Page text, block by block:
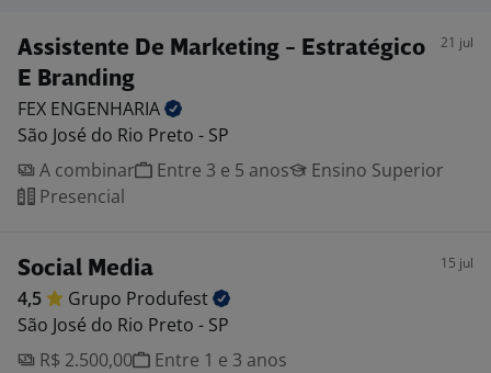
Assistente De Marketing - Estratégico
E Branding
21 jul
FEX ENGENHARIA
São José do Rio Preto - SP
A combinar
Entre 3 e 5 anos
Ensino Superior
Presencial
Social Media 15 jul
4,5 Grupo Produfest
São José do Rio Preto - SP
R$ 2.500,00
Entre 1 e 3 anos